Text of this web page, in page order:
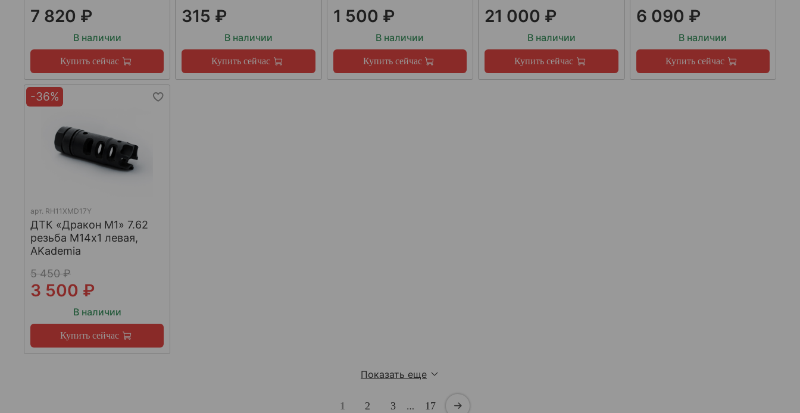
7 820 ₽
В наличии
Купить сейчас
315 ₽
В наличии
Купить сейчас
1 500 ₽
В наличии
Купить сейчас
21 000 ₽
В наличии
Купить сейчас
6 090 ₽
В наличии
Купить сейчас
-36%
арт. RH11XMD17Y
ДТК «Дракон М1» 7.62
резьба М14х1 левая,
AKademia
5 450 ₽
3 500 ₽
В наличии
Купить сейчас
Показать еще
1 2 3 … 17